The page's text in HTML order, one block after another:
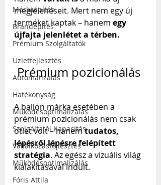
Márkaépítés
Brandépítés
Prémium Szolgáltatók
Üzletfejlesztés
Automatizálás
Hatékonyság
Működésoptimalizálás
Szolgáltatói Kapacitás
Vállalkozásfejlesztés
Működésoptimalizálás
Fóris Attila
megjelenéseit. Mert nem egy új
terméket kaptak – hanem egy
újfajta jelenlétet a térben.
Prémium pozicionálás
A ballon márka esetében a
prémium pozicionálás nem csak
ötlet volt – hanem tudatos,
lépésről lépésre felépített
stratégia. Az egész a vizuális világ
kialakításával indult.